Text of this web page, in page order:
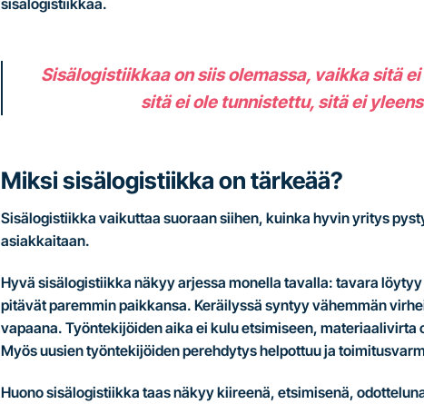
Sisälogistiikkaa on siis olemassa, vaikka sitä
sitä ei ole tunnistettu, sitä ei
Miksi sisälogistiikka on tärkeää?
Sisälogistiikka vaikuttaa suoraan siihen, kuinka hyvin yritys
asiakkaitaan.
Hyvä sisälogistiikka näkyy arjessa monella tavalla: tavara
pitävät paremmin paikkansa. Keräilyssä syntyy vähemmän
vapaana. Työntekijöiden aika ei kulu etsimiseen,
Myös uusien työntekijöiden perehdytys helpottuu ja
Huono sisälogistiikka taas näkyy kiireenä, etsimisenä,